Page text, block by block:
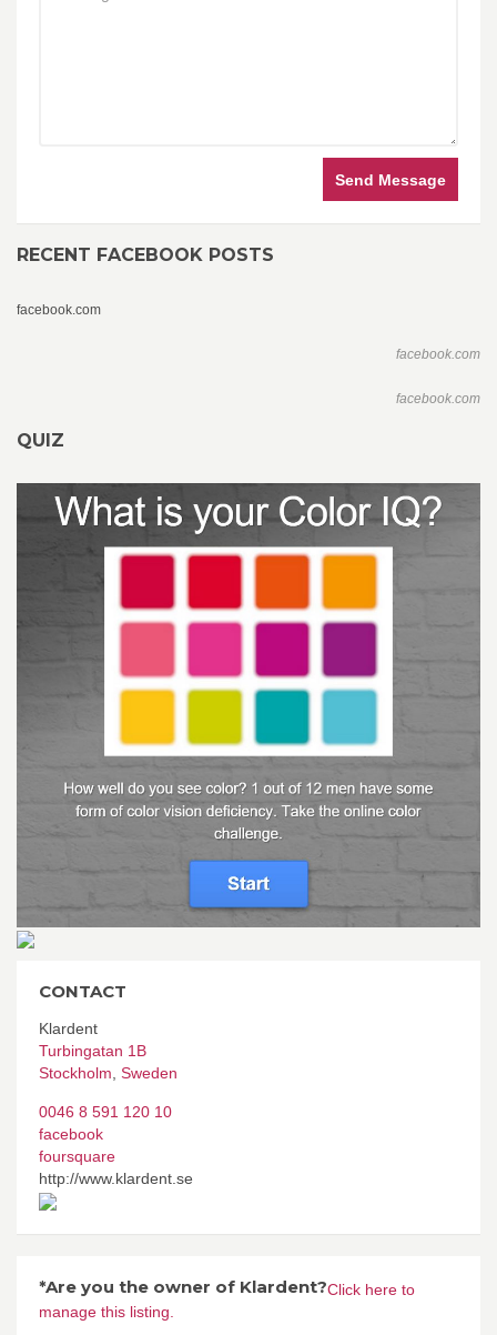
Send Message
RECENT FACEBOOK POSTS
facebook.com
facebook.com
facebook.com
QUIZ
CONTACT
Klardent
Turbingatan 1B
Stockholm Sweden
0046 8 591 120 10
facebook
foursquare
http://www.klardent.se
*Are you the owner of Klardent?Click here to
manage this listing.